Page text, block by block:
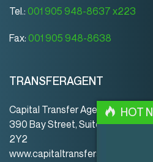
Tel.: 001 905 948-8637 x223
Fax: 001 905 948-8638
TRANSFERAGENT
Capital Transfer Agency
390 Bay Street, Suite 920 |
2Y2
www.capitaltransferagency.com
HOT